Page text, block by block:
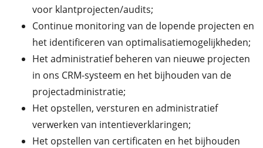
voor klantprojecten/audits;
Continue monitoring van de lopende projecten en
het identificeren van optimalisatiemogelijkheden;
Het administratief beheren van nieuwe projecten
in ons CRM-systeem en het bijhouden van de
projectadministratie;
Het opstellen, versturen en administratief
verwerken van intentieverklaringen;
Het opstellen van certificaten en het bijhouden